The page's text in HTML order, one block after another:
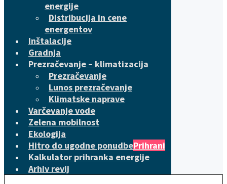
energije
Distribucija in cene
energentov
Inštalacije
Gradnja
Prezračevanje – klimatizacija
Prezračevanje
Lunos prezračevanje
Klimatske naprave
Varčevanje vode
Zelena mobilnost
Ekologija
Hitro do ugodne ponudbePrihrani
Kalkulator prihranka energije
Arhiv revij